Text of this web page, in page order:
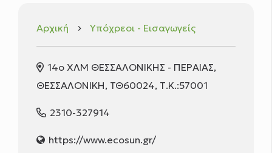
Αρχική keyboard_arrow_right Υπόχρεοι - Εισαγωγείς
14ο ΧΛΜ ΘΕΣΣΑΛΟΝΙΚΗΣ - ΠΕΡΑΙΑΣ,
ΘΕΣΣΑΛΟΝΙΚΗ, ΤΘ60024, Τ.Κ.:57001
2310-327914
https://www.ecosun.gr/